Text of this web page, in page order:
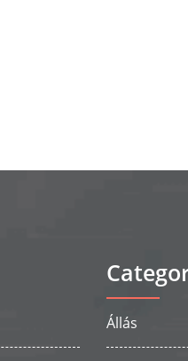
Állás